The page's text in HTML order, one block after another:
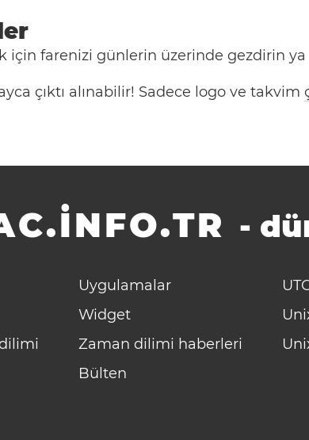
için farenizi günlerin üzerinde gezdirin ya
çıktı alınabilir! Sadece logo ve takvim
-
Uygulamalar
Widget
Zaman dilimi haberleri
Bülten